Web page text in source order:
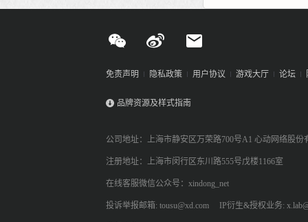
免责声明 隐私政策 用户协议 游戏大厅 论坛
品牌资源及样式指南
公司地址：上海市静安区万荣路700号A1 心动网络股份
注册地址：上海市闵行区东川路555号戊楼1166室
在线客服微信公众号：xindong_net
投诉举报邮箱: tousu@xd.com IP衍生&授权业务: